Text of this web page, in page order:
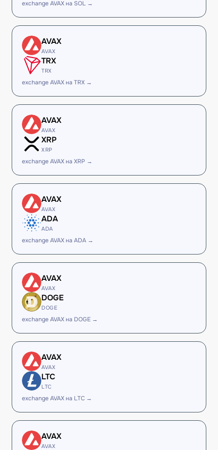
exchange AVAX на SOL →
AVAX
AVAX
TRX
TRX
exchange AVAX на TRX →
AVAX
AVAX
XRP
XRP
exchange AVAX на XRP →
AVAX
AVAX
ADA
ADA
exchange AVAX на ADA →
AVAX
AVAX
DOGE
DOGE
exchange AVAX на DOGE →
AVAX
AVAX
LTC
LTC
exchange AVAX на LTC →
AVAX
AVAX